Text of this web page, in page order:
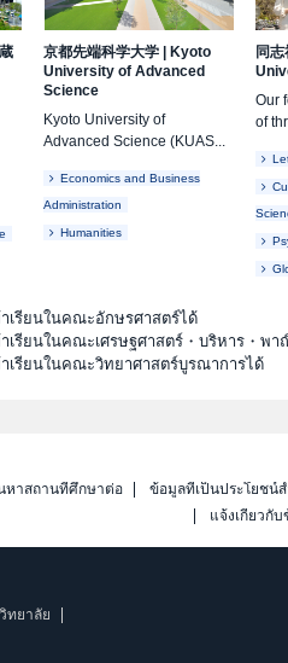
京都先端科学大学
Kyoto
University of Advanced
Science
Kyoto University of
Advanced Science (KUAS...
Economics and Business
Administration
Humanities
同
Our
of
เรียนในคณะอักษรศาสตร์ได้
เรียนในคณะเศรษฐศาสตร์・บริหาร・พ
เรียนในคณะวิทยาศาสตร์บูรณาการได้
หาสถานที่ศึกษาต่อ ข้อมูลที่เป็นประโยชน์
แจ้งเกี่ยวกั
ทยาลัย